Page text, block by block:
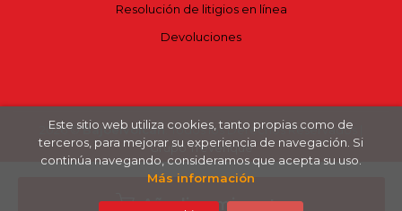
Añadir a mi cesta
Resolución de litigios en línea
Devoluciones
2026 ©Bajoelvolcán . Todos los Derechos Reservados |
Grupo Trevenque
Este sitio web utiliza cookies, tanto propias como de
terceros, para mejorar su experiencia de navegación. Si
continúa navegando, consideramos que acepta su uso.
Más información